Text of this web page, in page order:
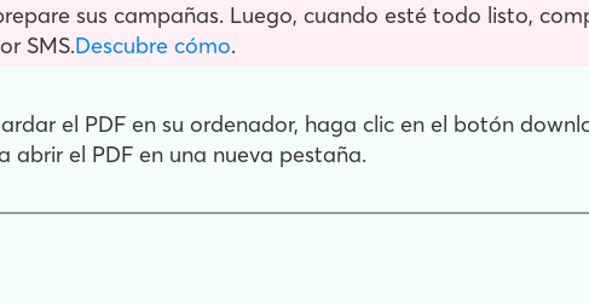
sus campañas. Luego, cuando esté todo listo,
SMS.Descubre cómo.
el PDF en su ordenador, haga clic en el botón
abrir el PDF en una nueva pestaña.